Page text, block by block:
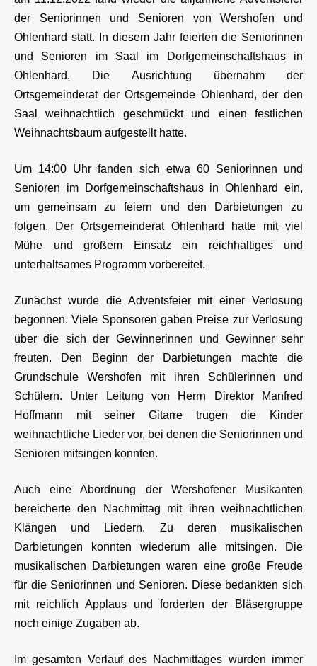
der Seniorinnen und Senioren von Wershofen und
Ohlenhard statt. In diesem Jahr feierten die Seniorinnen
und Senioren im Saal im Dorfgemeinschaftshaus in
Ohlenhard. Die Ausrichtung übernahm der
Ortsgemeinderat der Ortsgemeinde Ohlenhard, der den
Saal weihnachtlich geschmückt und einen festlichen
Weihnachtsbaum aufgestellt hatte.
Um 14:00 Uhr fanden sich etwa 60 Seniorinnen und
Senioren im Dorfgemeinschaftshaus in Ohlenhard ein,
um gemeinsam zu feiern und den Darbietungen zu
folgen. Der Ortsgemeinderat Ohlenhard hatte mit viel
Mühe und großem Einsatz ein reichhaltiges und
unterhaltsames Programm vorbereitet.
Zunächst wurde die Adventsfeier mit einer Verlosung
begonnen. Viele Sponsoren gaben Preise zur Verlosung
über die sich der Gewinnerinnen und Gewinner sehr
freuten. Den Beginn der Darbietungen machte die
Grundschule Wershofen mit ihren Schülerinnen und
Schülern. Unter Leitung von Herrn Direktor Manfred
Hoffmann mit seiner Gitarre trugen die Kinder
weihnachtliche Lieder vor, bei denen die Seniorinnen und
Senioren mitsingen konnten.
Auch eine Abordnung der Wershofener Musikanten
bereicherte den Nachmittag mit ihren weihnachtlichen
Klängen und Liedern. Zu deren musikalischen
Darbietungen konnten wiederum alle mitsingen. Die
musikalischen Darbietungen waren eine große Freude
für die Seniorinnen und Senioren. Diese bedankten sich
mit reichlich Applaus und forderten der Bläsergruppe
noch einige Zugaben ab.
Im gesamten Verlauf des Nachmittages wurden immer